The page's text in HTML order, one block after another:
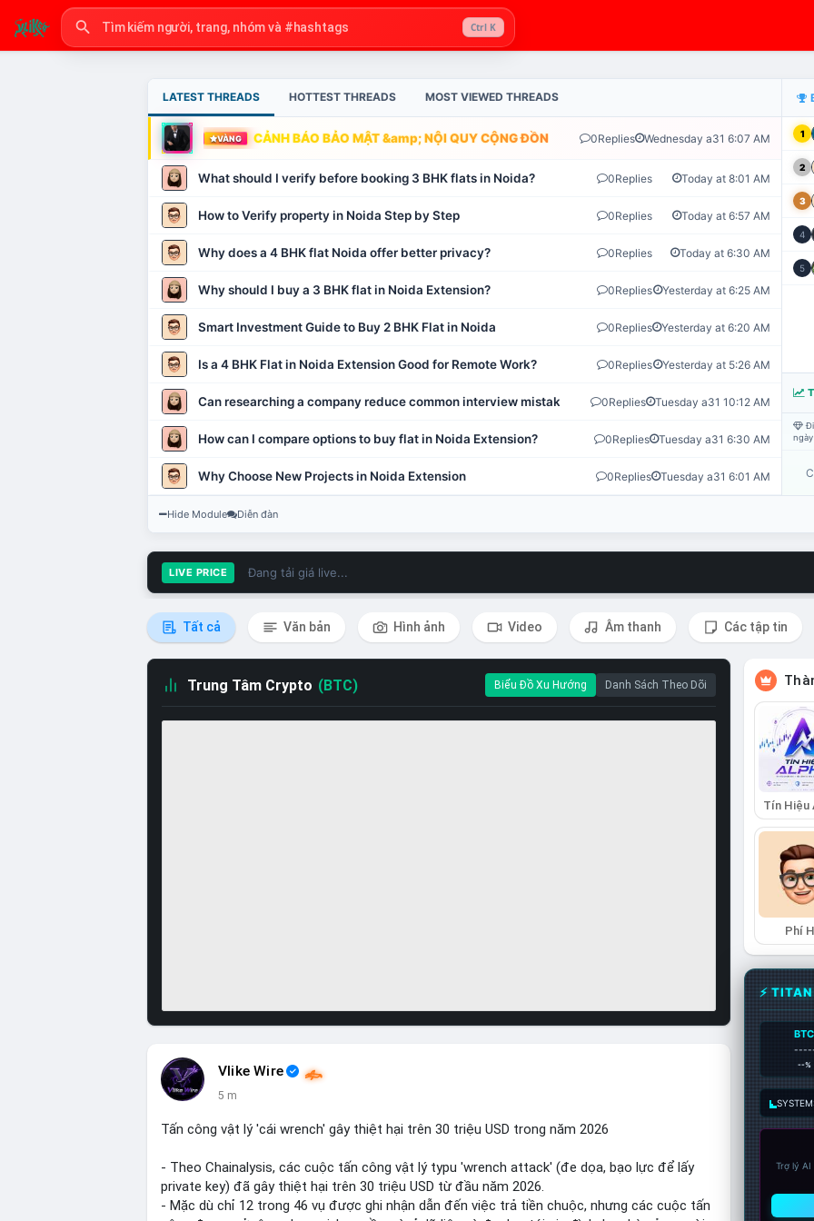
Ctrl K
LATEST THREADS HOTTEST THREADS MOST VIEWED THREADS
VÀNG CẢNH BÁO BẢO MẬT &amp; NỘI QUY CỘNG ĐỒNG VLIKE.VN: HỆ THỐNG GIÁM SÁT TỰ
0Replies Wednesday a31 6:07 AM
What should I verify before booking 3 BHK flats in Noida? 0Replies Today at 8:01 AM
How to Verify property in Noida Step by Step 0Replies Today at 6:57 AM
Why does a 4 BHK flat Noida offer better privacy? 0Replies Today at 6:30 AM
Why should I buy a 3 BHK flat in Noida Extension? 0Replies Yesterday at 6:25 AM
Smart Investment Guide to Buy 2 BHK Flat in Noida 0Replies Yesterday at 6:20 AM
Is a 4 BHK Flat in Noida Extension Good for Remote Work? 0Replies Yesterday at 5:26 AM
Can researching a company reduce common interview mistakes? 0Replies Tuesday a31 10:12 AM
How can I compare options to buy flat in Noida Extension? 0Replies Tuesday a31 6:30 AM
Why Choose New Projects in Noida Extension 0Replies Tuesday a31 6:01 AM
1
2
3
4
5
Hide Module Diễn đàn
LIVE PRICE Đang tải giá live...
Tất cả Văn bản Hình ảnh Video Âm thanh Các tập tin
Trung Tâm Crypto (BTC) Biểu Đồ Xu Hướng Danh Sách Theo Dõi
Vlike Wire
5 m
Tấn công vật lý 'cái wrench' gây thiệt hại trên 30 triệu USD trong năm 2026
- Theo Chainalysis, các cuộc tấn công vật lý typu 'wrench attack' (đe dọa, bạo lực để lấy
private key) đã gây thiệt hại trên 30 triệu USD từ đầu năm 2026.
- Mặc dù chỉ 12 trong 46 vụ được ghi nhận dẫn đến việc trả tiền chuộc, nhưng các cuộc tấn
Tín Hiệu
Phí
⚡
BTC
--%
Trợ lý